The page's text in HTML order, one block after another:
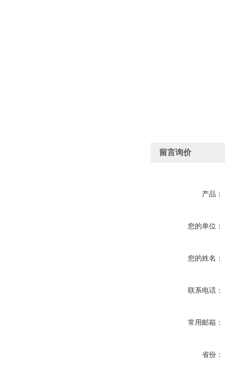
留言询价
产品：
您的单位：
您的姓名：
联系电话：
常用邮箱：
省份：